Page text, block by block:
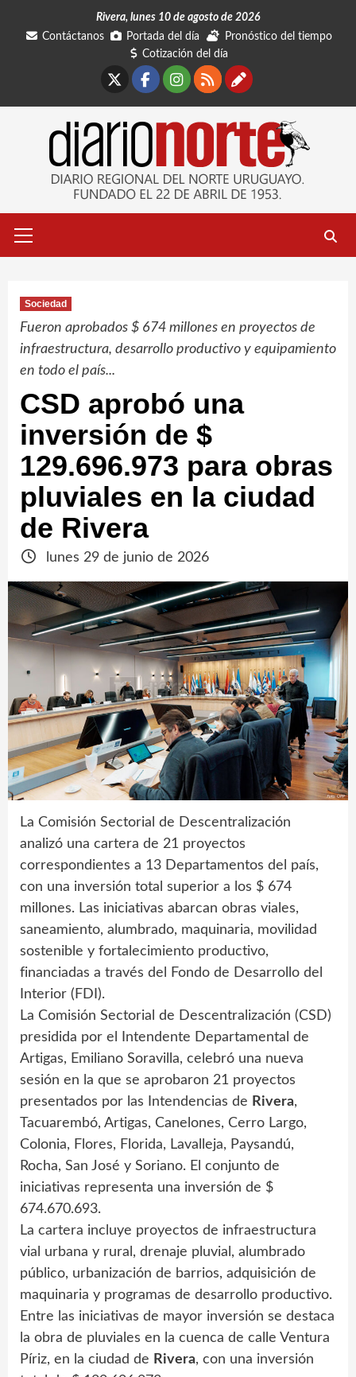
Rivera, lunes 10 de agosto de 2026
Contáctanos
Portada del día
Pronóstico del tiempo
Cotización del día
Facebook
Instagram
RSSContáctanos
primario
Sociedad
Fueron aprobados $ 674 millones en proyectos de
infraestructura, desarrollo productivo y equipamiento
en todo el país...
CSD aprobó una
inversión de $
129.696.973 para obras
pluviales en la ciudad
de Rivera
lunes 29 de junio de 2026
La Comisión Sectorial de Descentralización
analizó una cartera de 21 proyectos
correspondientes a 13 Departamentos del país,
con una inversión total superior a los $ 674
millones. Las iniciativas abarcan obras viales,
saneamiento, alumbrado, maquinaria, movilidad
sostenible y fortalecimiento productivo,
financiadas a través del Fondo de Desarrollo del
Interior (FDI).
La Comisión Sectorial de Descentralización (CSD)
presidida por el Intendente Departamental de
Artigas, Emiliano Soravilla, celebró una nueva
sesión en la que se aprobaron 21 proyectos
presentados por las Intendencias de Rivera,
Tacuarembó, Artigas, Canelones, Cerro Largo,
Colonia, Flores, Florida, Lavalleja, Paysandú,
Rocha, San José y Soriano. El conjunto de
iniciativas representa una inversión de $
674.670.693.
La cartera incluye proyectos de infraestructura
vial urbana y rural, drenaje pluvial, alumbrado
público, urbanización de barrios, adquisición de
maquinaria y programas de desarrollo productivo.
Entre las iniciativas de mayor inversión se destaca
la obra de pluviales en la cuenca de calle Ventura
Píriz, en la ciudad de Rivera, con una inversión